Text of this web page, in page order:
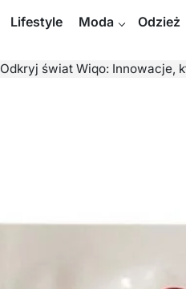
Lifestyle Moda Odzież
Odkryj świat Wiqo: Innowacje,